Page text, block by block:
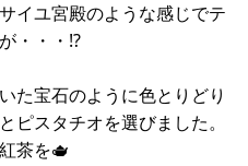
イユ宮殿のような感じでテ
・・・⁉️
た宝石のように色とりどり
ピスタチオを選びました。
茶を🫖